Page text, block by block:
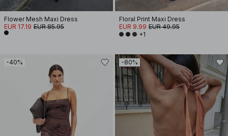
Flower Mesh Maxi Dress
EUR 17.19 EUR 85.95
Floral Print Maxi Dress
EUR 9.99 EUR 49.95
+1
-40% -80%